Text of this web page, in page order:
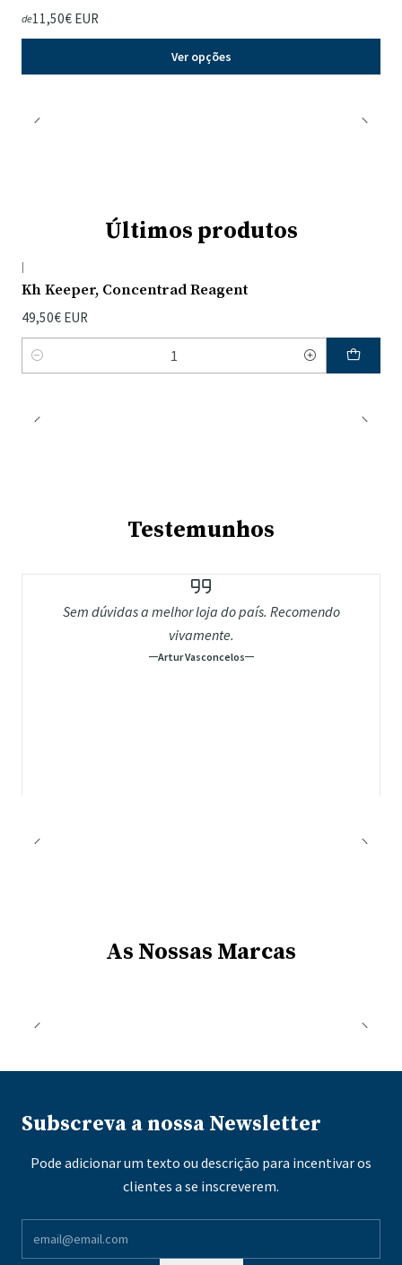
de11,50€ EUR
Ver opções
Últimos produtos
|
Kh Keeper, Concentrad Reagent
49,50€ EUR
Quantidade
Testemunhos
Sem dúvidas a melhor loja do país. Recomendo
vivamente.
Artur Vasconcelos
As Nossas Marcas
Subscreva a nossa Newsletter
Pode adicionar um texto ou descrição para incentivar os
clientes a se inscreverem.